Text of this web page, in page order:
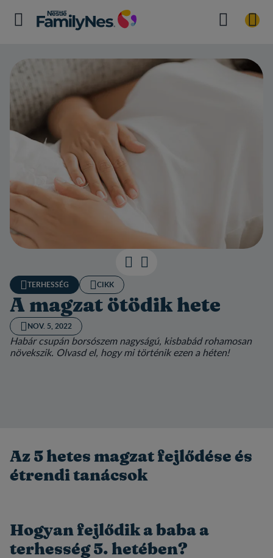
TERHESSÉG CIKK
A magzat ötödik hete
NOV. 5, 2022
Habár csupán borsószem nagyságú, kisbabád rohamosan
növekszik. Olvasd el, hogy mi történik ezen a héten!
Az 5 hetes magzat fejlődése és
étrendi tanácsok
Hogyan fejlődik a baba a
terhesség 5. hetében?